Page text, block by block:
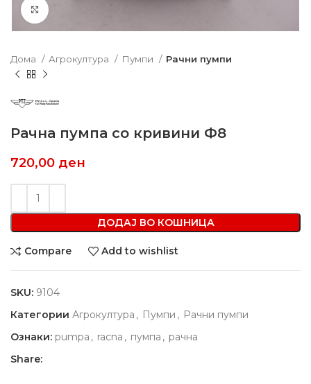
Дома Агрокултура Пумпи Рачни пумпи
Рачна пумпа со кривини Ф8
720,00 ден
ДОДАЈ ВО КОШНИЦА
Compare Add to wishlist
SKU: 9104
Категории Агрокултура , Пумпи , Рачни пумпи
Ознаки: pumpa , racna , пумпа , рачна
Share: